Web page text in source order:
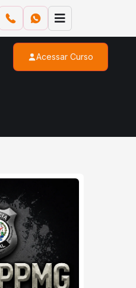
Acessar Curso